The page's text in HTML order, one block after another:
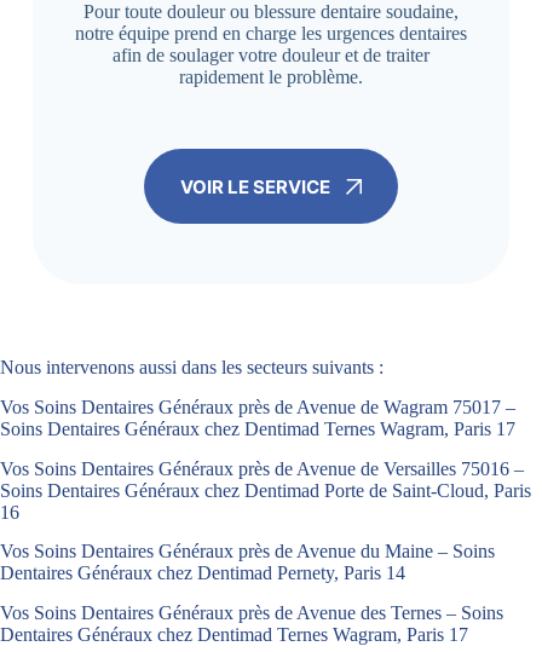
Pour toute douleur ou blessure dentaire soudaine,
notre équipe prend en charge les urgences dentaires
afin de soulager votre douleur et de traiter
rapidement le problème.
VOIR LE SERVICE
Nous intervenons aussi dans les secteurs suivants :
Vos Soins Dentaires Généraux près de Avenue de Wagram 75017 –
Soins Dentaires Généraux chez Dentimad Ternes Wagram, Paris 17
Vos Soins Dentaires Généraux près de Avenue de Versailles 75016 –
Soins Dentaires Généraux chez Dentimad Porte de Saint-Cloud, Paris
16
Vos Soins Dentaires Généraux près de Avenue du Maine – Soins
Dentaires Généraux chez Dentimad Pernety, Paris 14
Vos Soins Dentaires Généraux près de Avenue des Ternes – Soins
Dentaires Généraux chez Dentimad Ternes Wagram, Paris 17